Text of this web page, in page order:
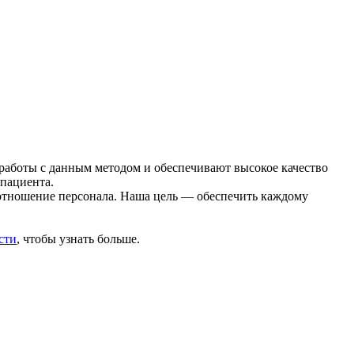
с данным методом и обеспечивают высокое качество
персонала. Наша цель — обеспечить каждому
, чтобы узнать больше.